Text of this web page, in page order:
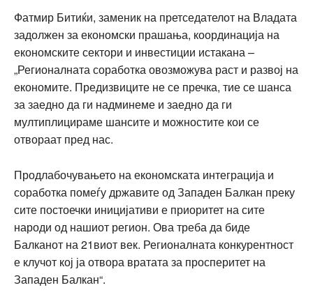
Фатмир Битиќи, заменик на претседателот на Владата
задолжен за економски прашања, координација на
економските сектори и инвестиции истакана –
„Регионалната соработка овозможува раст и развој на
економите. Предизвиците не се пречка, тие се шанса
за заедно да ги надминеме и заедно да ги
мултиплицираме шансите и можностите кои се
отвораат пред нас.
Продлабочувањето на економската интеграција и
соработка помеѓу државите од Западен Балкан преку
сите постоечки иницијативи е приоритет на сите
народи од нашиот регион. Ова треба да биде
Балканот на 21виот век. Регионалната конкурентност
е клучот кој ја отвора вратата за просперитет на
Западен Балкан“.